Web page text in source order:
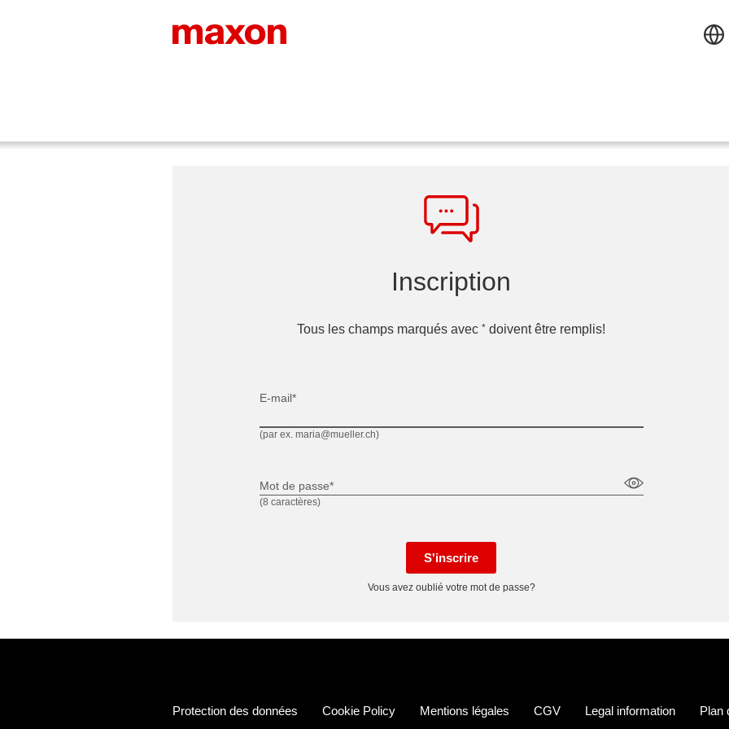
Inscription
Tous les champs marqués avec * doivent être remplis!
(par ex. maria@mueller.ch)
E-mail*
(8 caractères)
Mot de passe*
S'inscrire
Vous avez oublié votre mot de passe?
Protection des données Cookie Policy Mentions légales CGV Legal information Plan